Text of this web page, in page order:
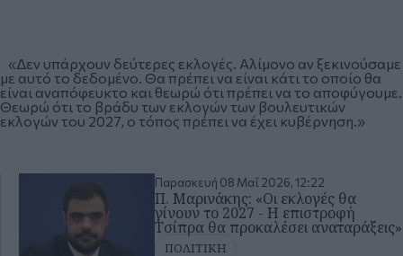
«Δεν υπάρχουν δεύτερες εκλογές. Αλίμονο αν ξεκινούσαμε
με αυτό το δεδομένο. Θα πρέπει να είναι κάτι το οποίο θα
είναι αναπόφευκτο και θεωρώ ότι πρέπει να το αποφύγουμε.
Θεωρώ ότι το βράδυ των εκλογών των βουλευτικών
εκλογών του 2027, ο τόπος πρέπει να έχει κυβέρνηση.»
Παρασκευή 08 Μαΐ 2026, 12:22
Π. Μαρινάκης: «Οι εκλογές θα
γίνουν το 2027 - Η επιστροφή
Τσίπρα θα προκαλέσει αναταράξεις»
ΠΟΛΙΤΙΚΗ